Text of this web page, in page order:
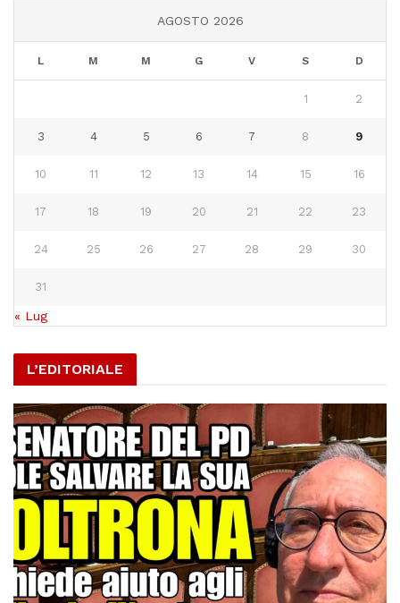
AGOSTO 2026
L M M G V S D
1 2
3 4 5 6 7 8 9
10 11 12 13 14 15 16
17 18 19 20 21 22 23
24 25 26 27 28 29 30
31
« Lug
L’EDITORIALE